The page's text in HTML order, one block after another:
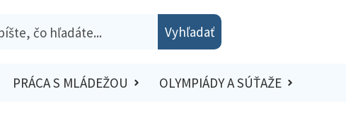
Vyhľadať
PRÁCA S MLÁDEŽOU OLYMPIÁDY A SÚŤAŽE